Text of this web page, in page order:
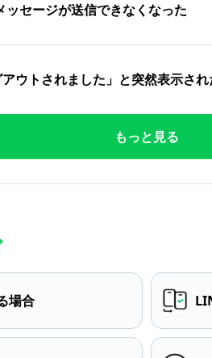
セージが送信できなくなった
アウトされました」と突然表示され
もっと見る
場合